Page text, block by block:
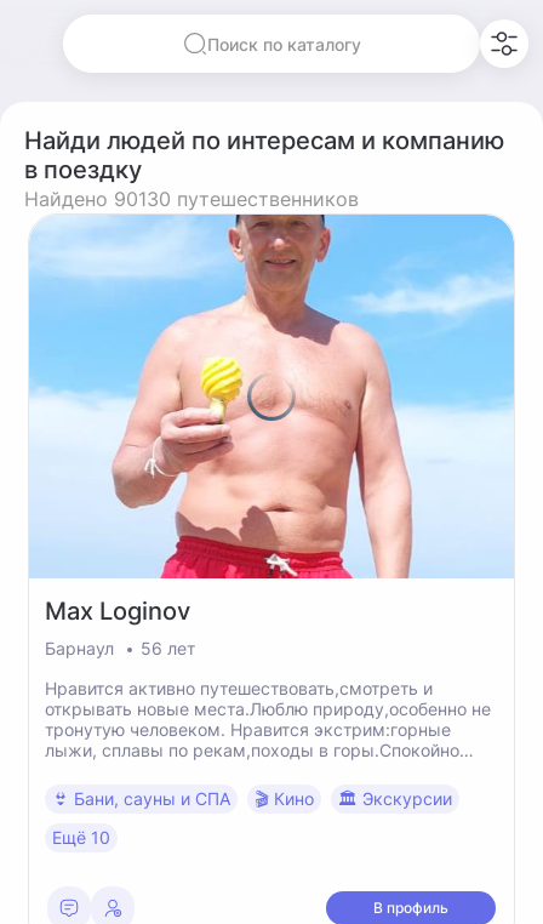
Поиск по каталогу
Найди людей по интересам и компанию
в поездку
Найдено 90130 путешественников
Max Loginov
Барнаул
56 лет
Нравится активно путешествовать,смотреть и
открывать новые места.Люблю природу,особенно не
тронутую человеком. Нравится экстрим:горные
лыжи, сплавы по рекам,походы в горы.Спокойно
чувством юмора, кажется.
👙 Бани, сауны и СПА 🎬 Кино
🏛 Экскурсии
Ещё 10
В профиль